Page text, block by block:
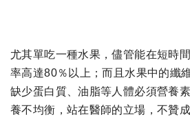
尤其單吃一種水果，儘管能在短時
率高達80％以上；而且水果中的纖
缺少蛋白質、油脂等人體必須營養
養不均衡，站在醫師的立場，不贊